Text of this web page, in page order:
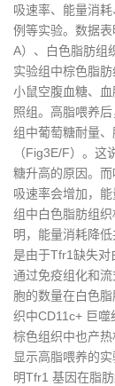
吸速率、能量消
例等实验。数据
A）、白色脂肪组
实验组中棕色脂
小鼠空腹血糖、
照组。高脂喂养
组中葡萄糖耐量
（Fig3E/F）。
糖升高的原因。
吸速率会增加，
组中白色脂肪组
明，能量消耗降
是由于Tfr1缺失对
通过免疫组化和
胞的数量在白色
织中CD11c+ 巨
棕色组织中也产
显示高脂喂养的
明Tfr1 基因在脂